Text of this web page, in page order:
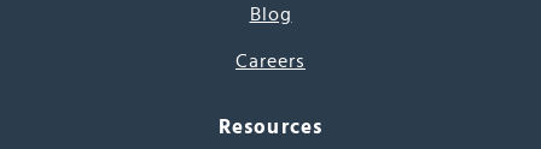
Blog
Careers
Resources